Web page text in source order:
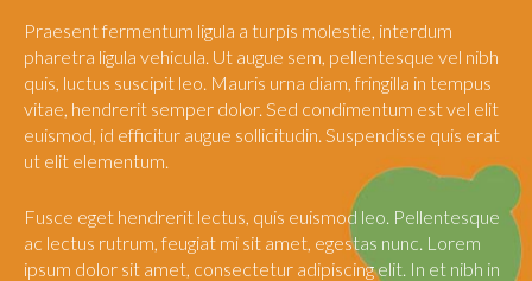
Praesent fermentum ligula a turpis molestie, interdum
pharetra ligula vehicula. Ut augue sem, pellentesque vel nibh
quis, luctus suscipit leo. Mauris urna diam, fringilla in tempus
vitae, hendrerit semper dolor. Sed condimentum est vel elit
euismod, id efficitur augue sollicitudin. Suspendisse quis erat
ut elit elementum.
Fusce eget hendrerit lectus, quis euismod leo. Pellentesque
ac lectus rutrum, feugiat mi sit amet, egestas nunc. Lorem
ipsum dolor sit amet, consectetur adipiscing elit. In et nibh in